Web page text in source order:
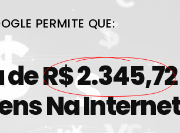
PERMITE QUE:
deR$ 2.345,72
Na Internet